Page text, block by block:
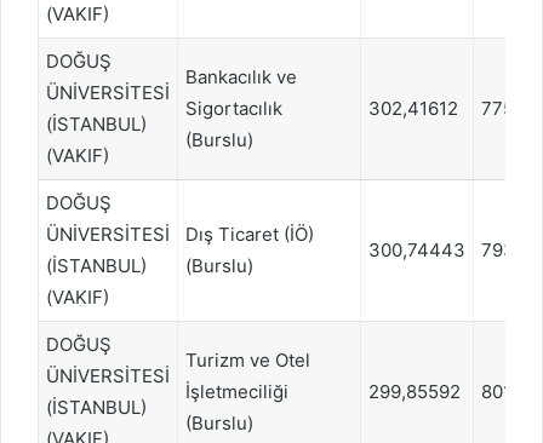
(VAKIF)
DOĞUŞ
ÜNİVERSİTESİ
(İSTANBUL)
(VAKIF)
Bankacılık ve
Sigortacılık
(Burslu)
302,41612
DOĞUŞ
ÜNİVERSİTESİ
(İSTANBUL)
(VAKIF)
Dış Ticaret (İÖ)
(Burslu)
300,74443
DOĞUŞ
ÜNİVERSİTESİ
(İSTANBUL)
(VAKIF)
Turizm ve Otel
İşletmeciliği
(Burslu)
299,85592 801855